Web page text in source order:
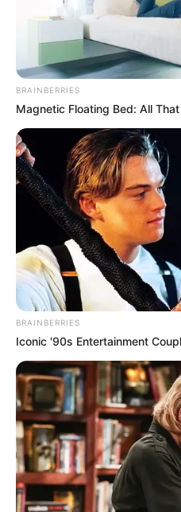
BRAINBERRIES
Magnetic Floating Bed: All
BRAINBERRIES
Iconic '90s Entertainment